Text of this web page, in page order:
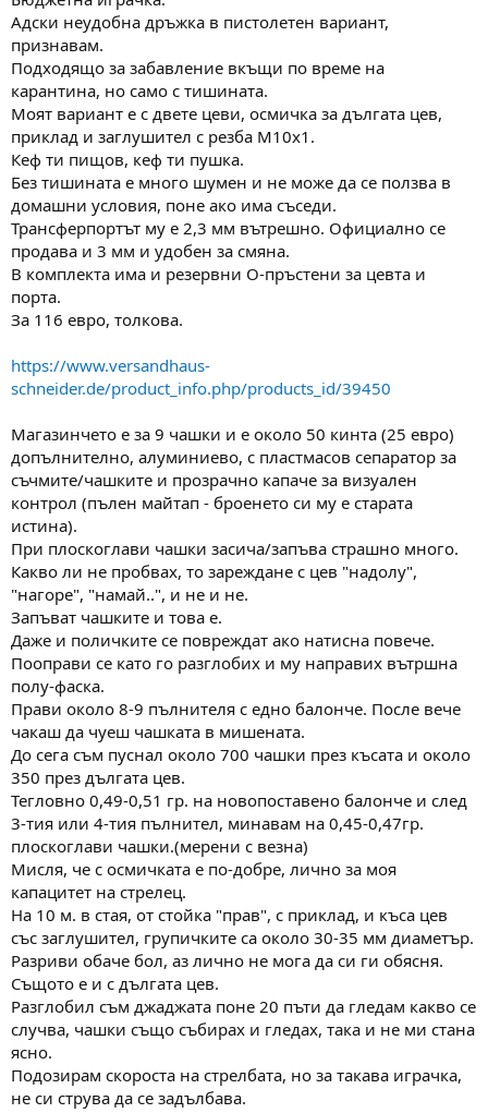
Адски неудобна дръжка в пистолетен вариант,
признавам.
Подходящо за забавление вкъщи по време на
карантина, но само с тишината.
Моят вариант е с двете цеви, осмичка за дългата цев,
приклад и заглушител с резба М10х1.
Кеф ти пищов, кеф ти пушка.
Без тишината е много шумен и не може да се ползва в
домашни условия, поне ако има съседи.
Трансферпортът му е 2,3 мм вътрешно. Официално се
продава и 3 мм и удобен за смяна.
В комплекта има и резервни О-пръстени за цевта и
порта.
За 116 евро, толкова.
https://www.versandhaus-
schneider.de/product_info.php/products_id/39450
Магазинчето е за 9 чашки и е около 50 кинта (25 евро)
допълнително, алуминиево, с пластмасов сепаратор за
съчмите/чашките и прозрачно капаче за визуален
контрол (пълен майтап - броенето си му е старата
истина).
При плоскоглави чашки засича/запъва страшно много.
Какво ли не пробвах, то зареждане с цев "надолу",
"нагоре", "намай..", и не и не.
Запъват чашките и това е.
Даже и поличките се повреждат ако натисна повече.
Пооправи се като го разглобих и му направих вътршна
полу-фаска.
Прави около 8-9 пълнителя с едно балонче. После вече
чакаш да чуеш чашката в мишената.
До сега съм пуснал около 700 чашки през късата и около
350 през дългата цев.
Тегловно 0,49-0,51 гр. на новопоставено балонче и след
3-тия или 4-тия пълнител, минавам на 0,45-0,47гр.
плоскоглави чашки.(мерени с везна)
Мисля, че с осмичката е по-добре, лично за моя
капацитет на стрелец.
На 10 м. в стая, от стойка "прав", с приклад, и къса цев
със заглушител, групичките са около 30-35 мм диаметър.
Разриви обаче бол, аз лично не мога да си ги обясня.
Същото е и с дългата цев.
Разглобил съм джаджата поне 20 пъти да гледам какво се
случва, чашки също събирах и гледах, така и не ми стана
ясно.
Подозирам скороста на стрелбата, но за такава играчка,
не си струва да се задълбава.